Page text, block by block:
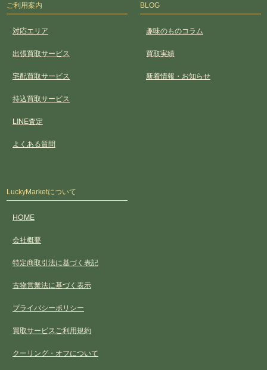
ご利用案内
対応エリア
出張買取サービス
宅配買取サービス
持込買取サービス
LINE査定
よくある質問
BLOG
趣味のものコラム
買取実績
新着情報・お知らせ
LuckyMarketについて
HOME
会社概要
特定商取引法に基づく表記
古物営業法に基づく表示
プライバシーポリシー
買取サービスご利用規約
クーリング・オフについて